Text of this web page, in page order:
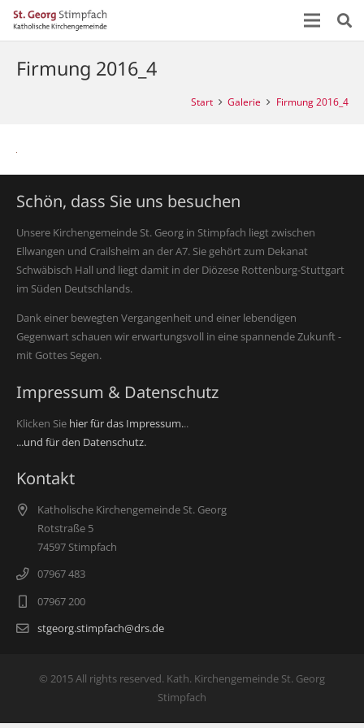
Firmung 2016_4
Start Galerie Firmung 2016_4
Schön, dass Sie uns besuchen
Unsere Kirchengemeinde St. Georg in Stimpfach liegt zwischen
Ellwangen und Crailsheim an der A7. Sie gehört zum Dekanat
Schwäbisch Hall und liegt damit in der Diözese Rottenburg-Stuttgart
im Süden Deutschlands.
Dank einer bewegten Vergangenheit und einer lebendigen
Gegenwart schauen wir erwartungsvoll in eine spannende Zukunft -
mit Gottes Segen.
Impressum & Datenschutz
Klicken Sie hier für das Impressum...
...und für den Datenschutz.
Kontakt
Katholische Kirchengemeinde St. Georg
Rotstraße 5
74597 Stimpfach
07967 483
07967 200
stgeorg.stimpfach@drs.de
© 2015 All rights reserved. Kath. Kirchengemeinde St. Georg
Stimpfach